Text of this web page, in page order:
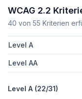
WCAG 2.2
40 von 55 Kriterien
Level A
Level AA
Level A (22/31)